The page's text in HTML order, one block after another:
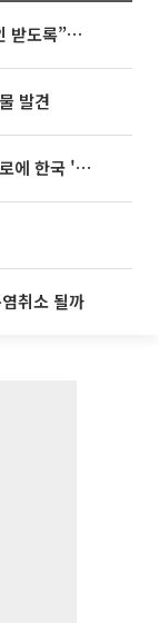
김정관 장관 “반도체 성과급, 주총 승인 받도록”…상법·자본시장법 개정 시사
발견
태풍 '돌핀' 이어 '찬홈' 등장…예상 경로에 한국 '한숨'
취소 될까